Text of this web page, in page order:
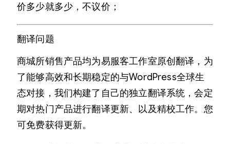
价多少就多少，不议价；
翻译问题
商城所销售产品均为易服客工作室原创翻译，为
了能够高效和长期稳定的与WordPress全球生
态对接，我们构建了自己的独立翻译系统，会定
期对热门产品进行翻译更新、以及精校工作。您
可免费获得更新。